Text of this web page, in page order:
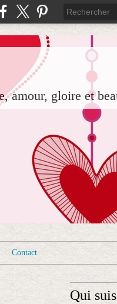
amour, gloire et
Contact
Qui